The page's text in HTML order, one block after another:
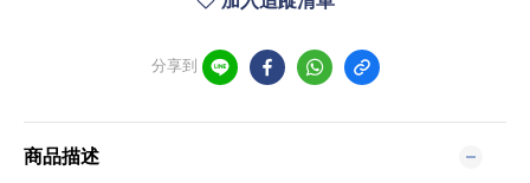
分享到
商品描述